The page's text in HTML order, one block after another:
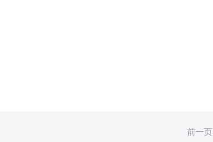
前一页